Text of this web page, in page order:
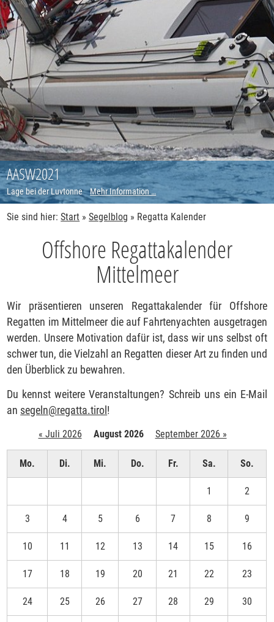
AASW2021
Lage bei der LuvtonneMehr Information …
Sie sind hier:Start »Segelblog » Regatta Kalender
Offshore Regattakalender
Mittelmeer
Wir präsentieren unseren Regattakalender für Offshore
Regatten im Mittelmeer die auf Fahrtenyachten ausgetragen
werden. Unsere Motivation dafür ist, dass wir uns selbst oft
schwer tun, die Vielzahl an Regatten dieser Art zu finden und
den Überblick zu bewahren.
Du kennst weitere Veranstaltungen? Schreib uns ein E-Mail
an segeln@regatta.tirol !
« Juli 2026 August 2026 September 2026 »
Mo. Di. Mi. Do. Fr. Sa. So.
1 2
3 4 5 6 7 8 9
10 11 12 13 14 15 16
17 18 19 20 21 22 23
24 25 26 27 28 29 30